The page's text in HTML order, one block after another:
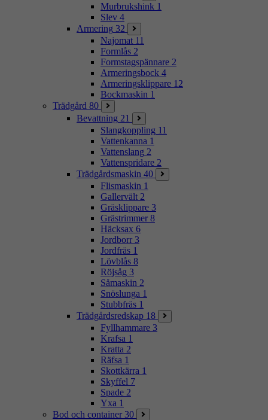
Murbrukshink 1
Slev 4
Armering 32
Najomat 11
Formlås 2
Formstagspännare 2
Armeringsbock 4
Armeringsklippare 12
Bockmaskin 1
Trädgård 80
Bevattning 21
Slangkoppling 11
Vattenkanna 1
Vattenslang 2
Vattenspridare 2
Trädgårdsmaskin 40
Flismaskin 1
Gallervält 2
Gräsklippare 3
Grästrimmer 8
Häcksax 6
Jordborr 3
Jordfräs 1
Lövblås 8
Röjsåg 3
Såmaskin 2
Snöslunga 1
Stubbfräs 1
Trädgårdsredskap 18
Fyllhammare 3
Krafsa 1
Kratta 2
Räfsa 1
Skottkärra 1
Skyffel 7
Spade 2
Yxa 1
Bod och container 30